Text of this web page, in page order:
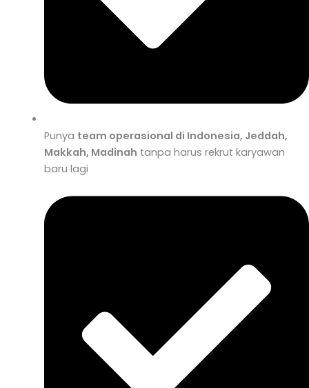
Punya team operasional di Indonesia, Jeddah,
Makkah, Madinah tanpa harus rekrut karyawan
baru lagi